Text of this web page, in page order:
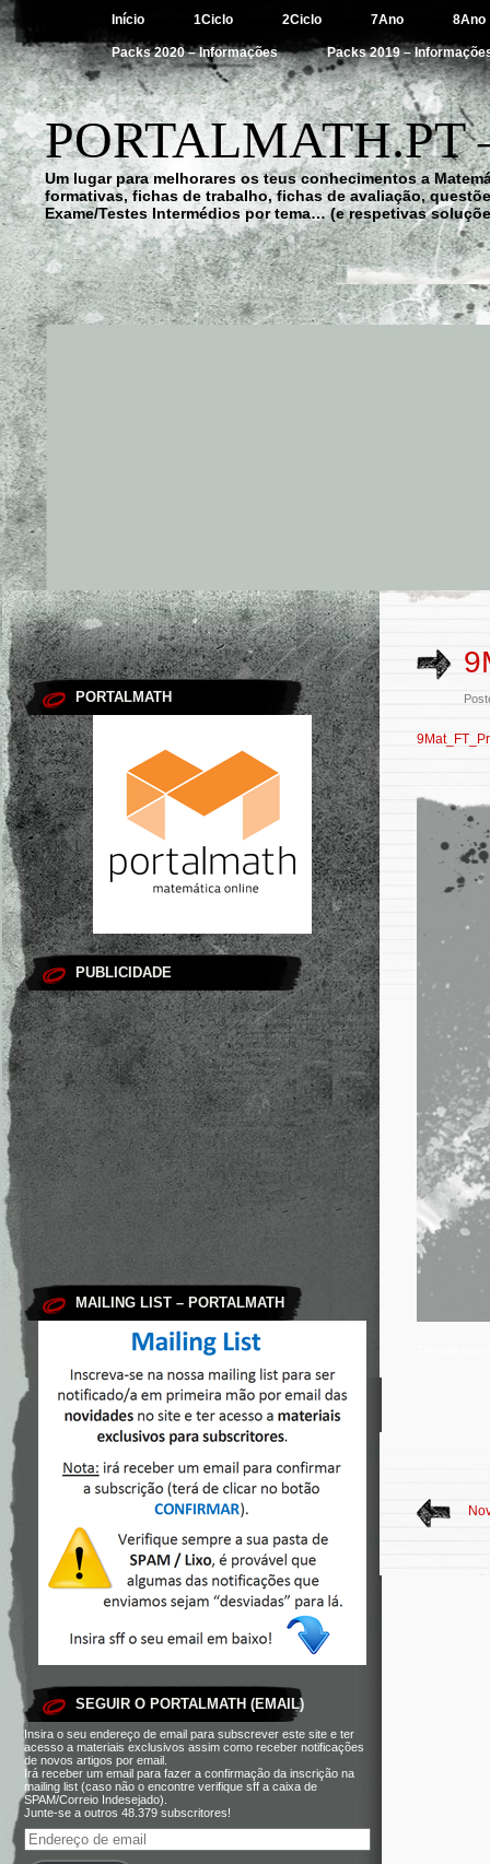
Início 1Ciclo 2Ciclo 7Ano 8Ano
Packs 2020 – Informações Packs 2019 –
Um lugar para melhorares os teus conhecimentos a
formativas, fichas de trabalho, fichas de avaliação,
Exame/Testes Intermédios por tema… (e respetivas
PORTALMATH
PUBLICIDADE
MAILING LIST – PORTALMATH
SEGUIR O PORTALMATH (EMAIL)
Insira o seu endereço de email para subscrever este site e ter
acesso a materiais exclusivos assim como receber notificações
de novos artigos por email.
Irá receber um email para fazer a confirmação da inscrição na
mailing list (caso não o encontre verifique sff a caixa de
SPAM/Correio Indesejado).
Junte-se a outros 48.379 subscritores!